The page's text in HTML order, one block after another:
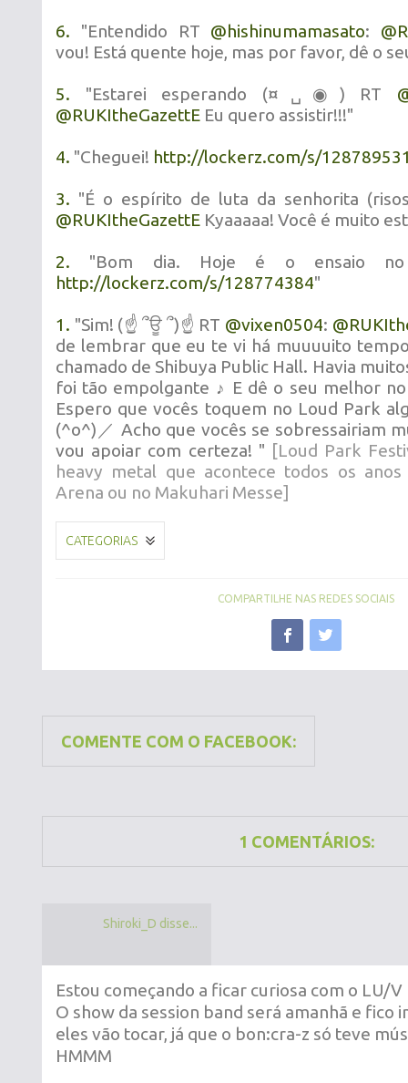
6. "Entendido RT @hishinumamasato: @
vou! Está quente hoje, mas por favor, dê o
5. "Estarei esperando (¤␣◉) RT
@RUKItheGazettE Eu quero assistir!!!"
4. "Cheguei! http://lockerz.com/s/
3. "É o espírito de luta da senhorita
@RUKItheGazettE Kyaaaaa! Você é muito
2. "Bom dia. Hoje é o ensaio no
http://lockerz.com/s/128774384"
1. "Sim! (☝ ՞ਊ ՞)☝ RT @vixen0504: @
de lembrar que eu te vi há muuuuito
chamado de Shibuya Public Hall. Havia
foi tão empolgante ♪ E dê o seu melhor
Espero que vocês toquem no Loud Park
(^o^)／ Acho que vocês se sobressairiam
vou apoiar com certeza! " [Loud Park
heavy metal que acontece todos os anos
Arena ou no Makuhari Messe]
CATEGORIAS
COMPARTILHE NAS REDES SOCIAIS
COMENTE COM O FACEBOOK:
1 COMENTÁRIOS:
Shiroki_D disse...
Estou começando a ficar curiosa com o LU/V
O show da session band será amanhã e fico
eles vão tocar, já que o bon:cra-z só teve
HMMM